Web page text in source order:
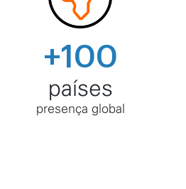
+100
países
presença global